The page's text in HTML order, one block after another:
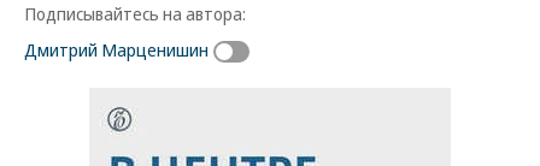
Подписывайтесь на автора:
Дмитрий Марценишин